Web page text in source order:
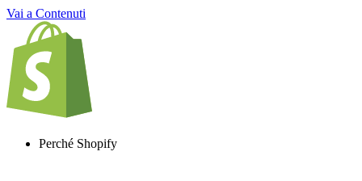
Vai a Contenuti
Perché Shopify